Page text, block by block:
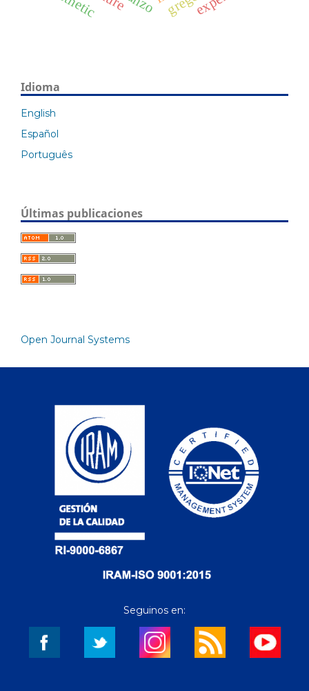
Idioma
English
Español
Português
Últimas publicaciones
Open Journal Systems
Seguinos en: